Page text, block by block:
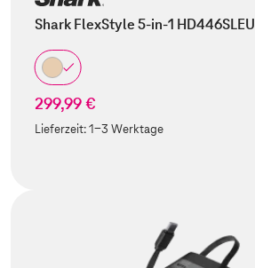
Shark FlexStyle 5-in-1 HD446SLEU
299,99 €
Lieferzeit:1-3 Werktage